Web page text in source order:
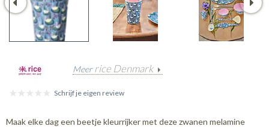
Meerrice Denmark
Schrijf je eigen review
Maak elke dag een beetje kleurrijker met deze zwanen melamine